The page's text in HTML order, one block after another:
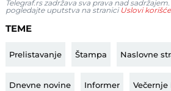
Telegraf.rs zadržava sva prava nad
pogledajte uputstva na stranici Uslovi
TEME
Prelistavanje Štampa Naslovne
Dnevne novine Informer Večernje